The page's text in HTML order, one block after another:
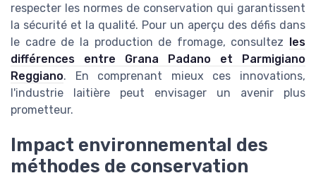
respecter les normes de conservation qui garantissent
la sécurité et la qualité. Pour un aperçu des défis dans
le cadre de la production de fromage, consultez les
différences entre Grana Padano et Parmigiano
Reggiano. En comprenant mieux ces innovations,
l'industrie laitière peut envisager un avenir plus
prometteur.
Impact environnemental des
méthodes de conservation